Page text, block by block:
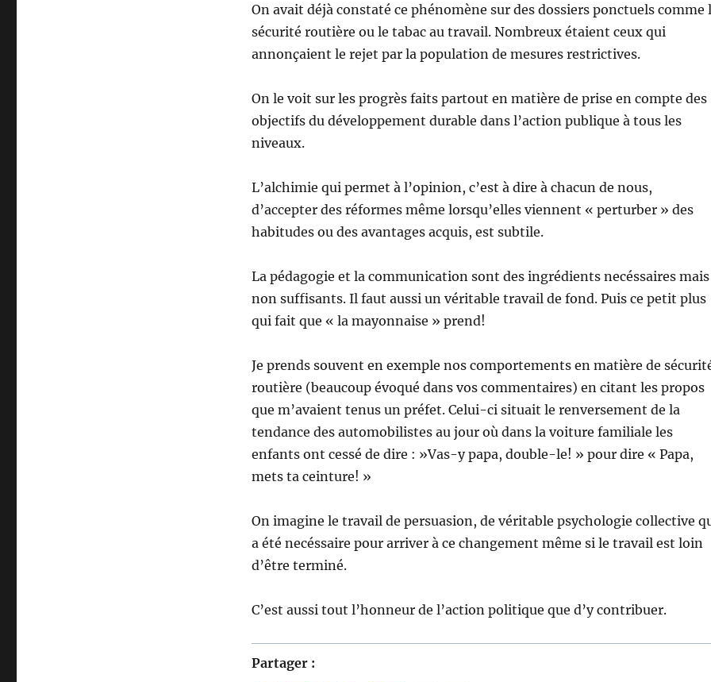
On avait déjà constaté ce phénomène sur des dossiers ponctuels comme
sécurité routière ou le tabac au travail. Nombreux étaient ceux qui
annonçaient le rejet par la population de mesures restrictives.
On le voit sur les progrès faits partout en matière de prise en compte des
objectifs du développement durable dans l’action publique à tous les
niveaux.
L’alchimie qui permet à l’opinion, c’est à dire à chacun de nous,
d’accepter des réformes même lorsqu’elles viennent « perturber » des
habitudes ou des avantages acquis, est subtile.
La pédagogie et la communication sont des ingrédients necéssaires mais
non suffisants. Il faut aussi un véritable travail de fond. Puis ce petit plus
qui fait que « la mayonnaise » prend!
Je prends souvent en exemple nos comportements en matière de
routière (beaucoup évoqué dans vos commentaires) en citant les propos
que m’avaient tenus un préfet. Celui-ci situait le renversement de la
tendance des automobilistes au jour où dans la voiture familiale les
enfants ont cessé de dire : »Vas-y papa, double-le! » pour dire « Papa,
mets ta ceinture! »
On imagine le travail de persuasion, de véritable psychologie collective
a été necéssaire pour arriver à ce changement même si le travail est loin
d’être terminé.
C’est aussi tout l’honneur de l’action politique que d’y contribuer.
Partager :